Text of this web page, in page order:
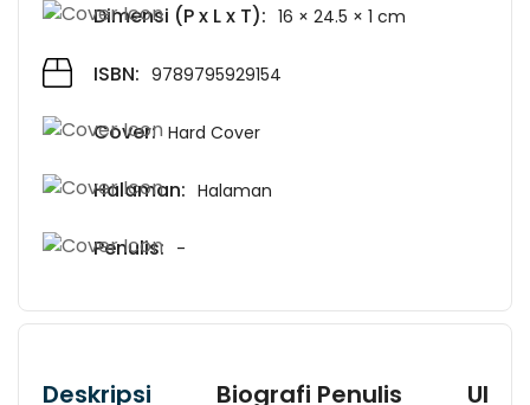
Dimensi (P x L x T): 16 × 24.5 × 1 cm
ISBN: 9789795929154
Cover: Hard Cover
Halaman: Halaman
Penulis: -
Deskripsi Biografi Penulis